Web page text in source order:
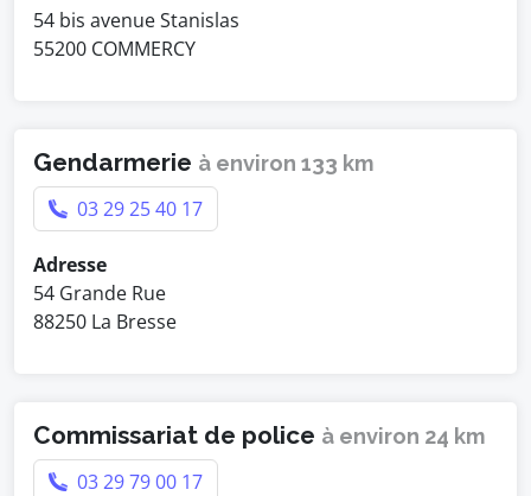
54 bis avenue Stanislas
55200 COMMERCY
Gendarmerie à environ 133 km
03 29 25 40 17
Adresse
54 Grande Rue
88250 La Bresse
Commissariat de police à environ 24 km
03 29 79 00 17